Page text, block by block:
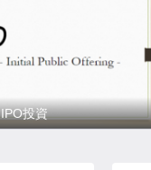
IPO投資